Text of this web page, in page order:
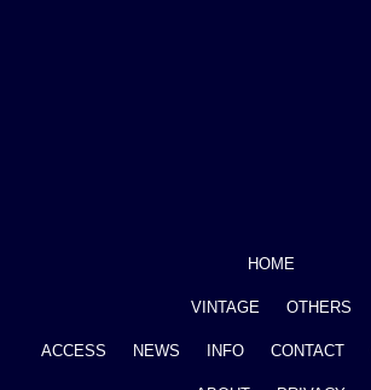
HOME
VINTAGE OTHERS
ACCESS NEWS INFO CONTACT